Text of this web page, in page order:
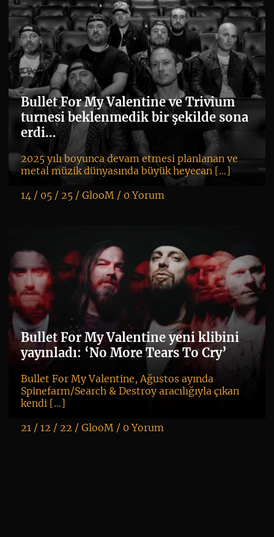
Bullet For My Valentine ve Trivium
turnesi beklenmedik bir şekilde sona
erdi…
2025 yılı boyunca devam etmesi planlanan ve
metal müzik dünyasında büyük heyecan […]
14 / 05 / 25 / GlooM/ 0 Yorum
Bullet For My Valentine yeni klibini
yayınladı: ‘No More Tears To Cry’
Bullet For My Valentine, Ağustos ayında
Spinefarm/Search & Destroy aracılığıyla çıkan
kendi […]
21 / 12 / 22 / GlooM/ 0 Yorum